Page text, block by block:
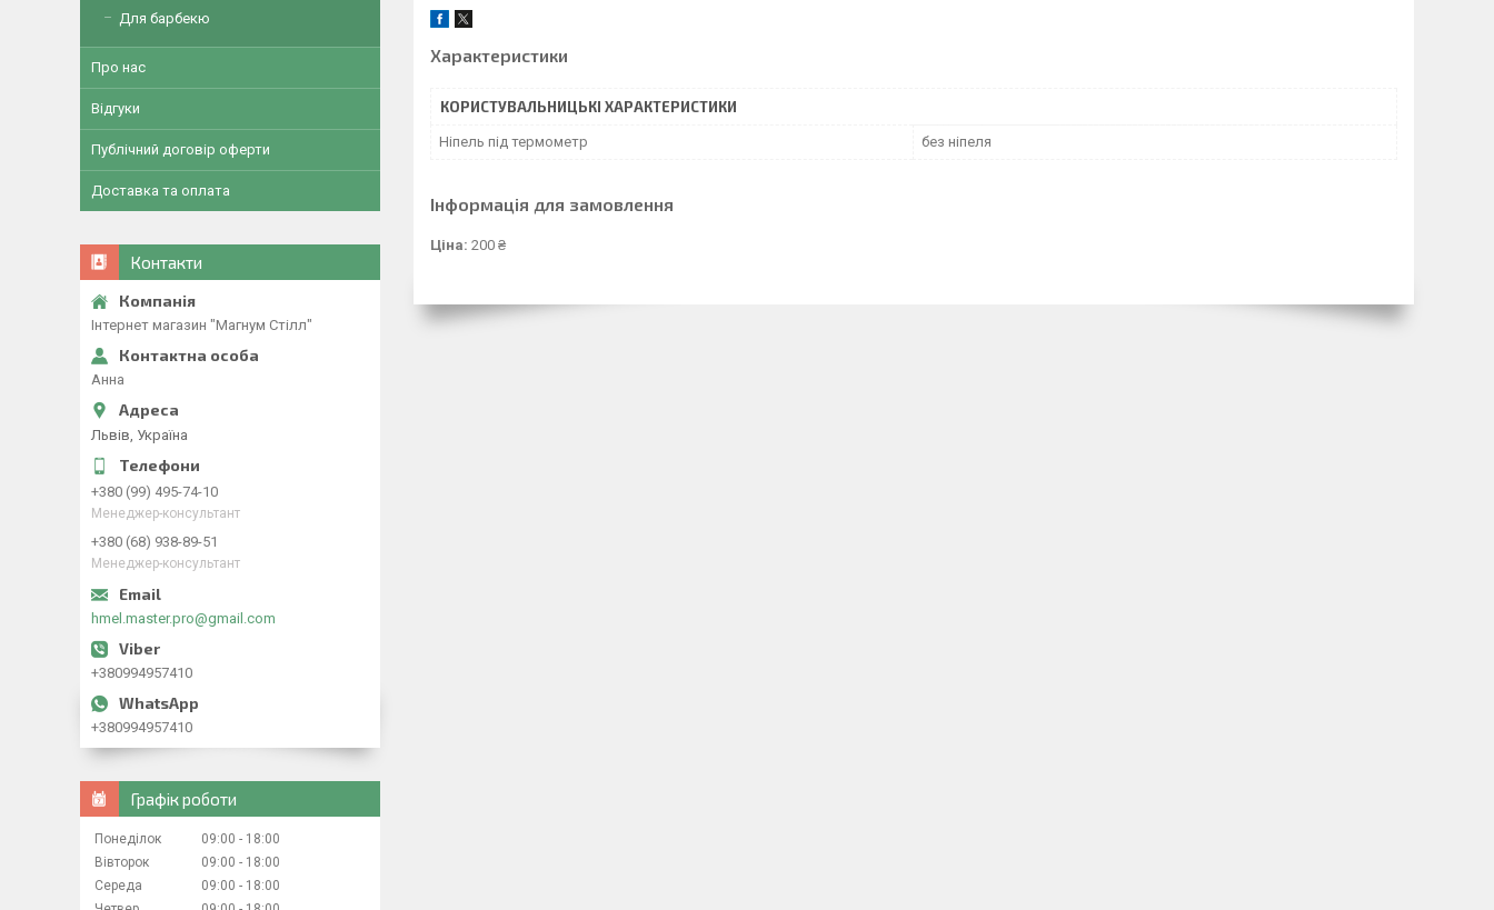
Характеристики
КОРИСТУВАЛЬНИЦЬКІ ХАРАКТЕРИСТИКИ
Ніпель під термометр без ніпеля
Інформація для замовлення
Ціна: 200 ₴
Для барбекю
Про нас
Відгуки
Публічний договір оферти
Доставка та оплата
Контакти
Інтернет магазин "Магнум Стілл"
Анна
Львів, Україна
+380 (99) 495-74-10
Менеджер-консультант
+380 (68) 938-89-51
Менеджер-консультант
hmel.master.pro@gmail.com
+380994957410
+380994957410
Графік роботи
Понеділок 09:00
18:00
Вівторок
09:00
18:00
Середа
09:00
18:00